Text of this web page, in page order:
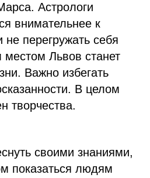
Астрологи
внимательнее к
перегружать себя
Львов станет
Важно избегать
В целом
творчества.
своими знаниями,
показаться людям